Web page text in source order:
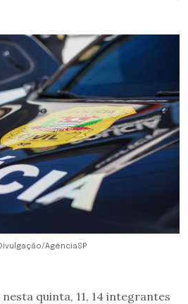
AgênciaSP
quinta, 11, 14 integrantes